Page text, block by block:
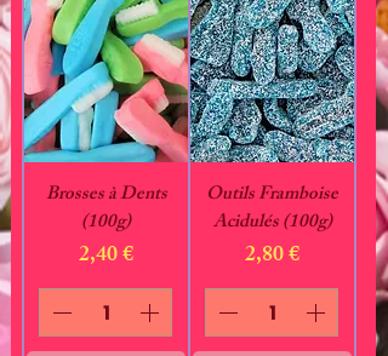
Brosses à Dents
(100g)
Prix
2,40 €
Outils Framboise
Acidulés (100g)
Prix
2,80 €